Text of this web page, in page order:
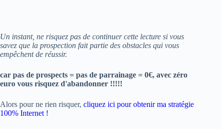
Un instant, ne risquez pas de continuer cette lecture si vous
savez que la prospection fait partie des obstacles qui vous
empêchent de réussir.
car pas de prospects = pas de parrainage = 0€, avec zéro
euro vous risquez d'abandonner !!!!!
Alors pour ne rien risquer, cliquez ici pour obtenir ma stratégie
100% Internet !